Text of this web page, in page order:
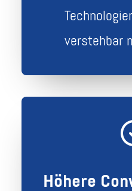
verstehbar
Höhere